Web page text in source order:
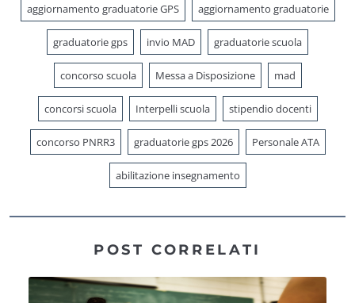
aggiornamento graduatorie GPS aggiornamento graduatorie
graduatorie gps invio MAD graduatorie scuola
concorso scuola Messa a Disposizione mad
concorsi scuola Interpelli scuola stipendio docenti
concorso PNRR3 graduatorie gps 2026 Personale ATA
abilitazione insegnamento
POST CORRELATI